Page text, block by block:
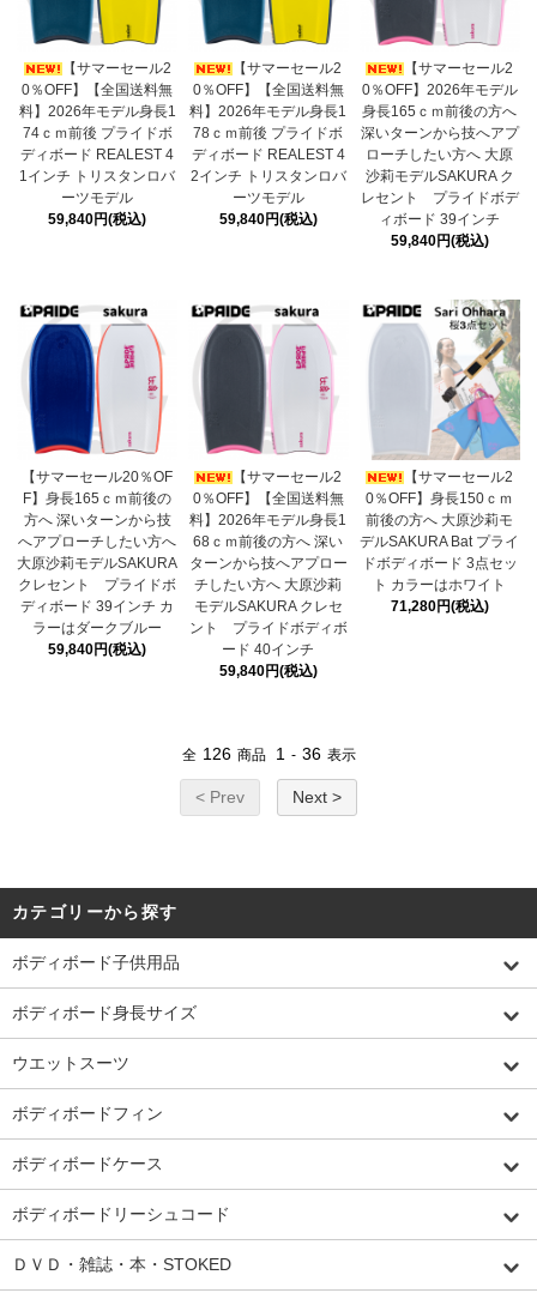
【サマーセール2
0％OFF】【全国送料無
料】2026年モデル身長1
74ｃｍ前後 プライドボ
ディボード REALEST 4
1インチ トリスタンロバ
ーツモデル
59,840円(税込)
【サマーセール2
0％OFF】【全国送料無
料】2026年モデル身長1
78ｃｍ前後 プライドボ
ディボード REALEST 4
2インチ トリスタンロバ
ーツモデル
59,840円(税込)
【サマーセール2
0％OFF】2026年モデル
身長165ｃｍ前後の方へ
深いターンから技へアプ
ローチしたい方へ 大原
沙莉モデルSAKURA ク
レセント プライドボデ
ィボード 39インチ
59,840円(税込)
【サマーセール20％OF
F】身長165ｃｍ前後の
方へ 深いターンから技
へアプローチしたい方へ
大原沙莉モデルSAKURA
クレセント プライドボ
ディボード 39インチ カ
ラーはダークブルー
59,840円(税込)
【サマーセール2
0％OFF】【全国送料無
料】2026年モデル身長1
68ｃｍ前後の方へ 深い
ターンから技へアプロー
チしたい方へ 大原沙莉
モデルSAKURA クレセ
ント プライドボディボ
ード 40インチ
59,840円(税込)
【サマーセール2
0％OFF】身長150ｃｍ
前後の方へ 大原沙莉モ
デルSAKURA Bat プライ
ドボディボード 3点セッ
ト カラーはホワイト
71,280円(税込)
全 126 商品 1 - 36 表示
< Prev Next >
カテゴリーから探す
ボディボード子供用品
ボディボード身長サイズ
ウエットスーツ
ボディボードフィン
ボディボードケース
ボディボードリーシュコード
ＤＶＤ・雑誌・本・STOKED